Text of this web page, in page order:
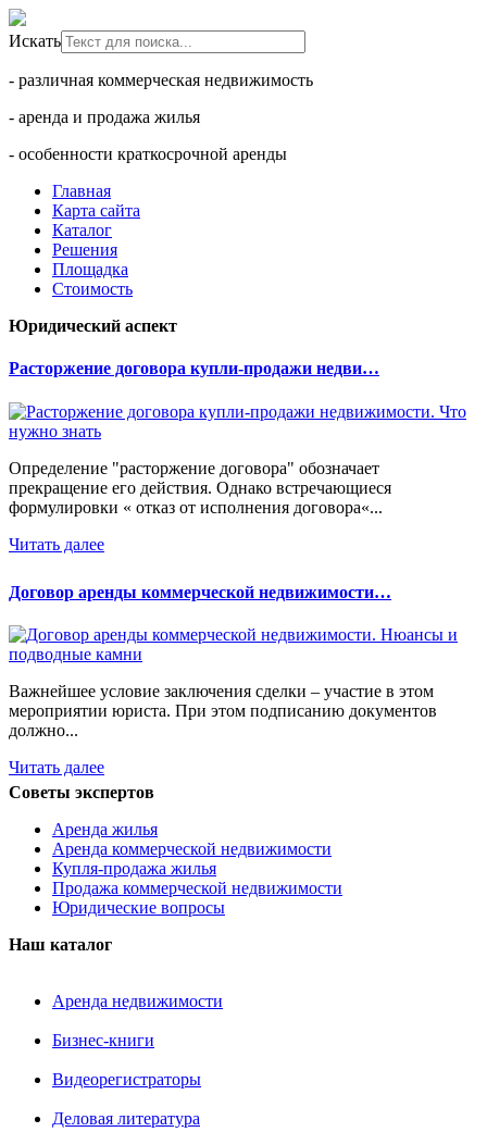
Искать
- различная коммерческая недвижимость
- аренда и продажа жилья
- особенности краткосрочной аренды
Главная
Карта сайта
Каталог
Решения
Площадка
Стоимость
Юридический аспект
Расторжение договора купли-продажи недви…
Определение "расторжение договора" обозначает
прекращение его действия. Однако встречающиеся
формулировки « отказ от исполнения договора«...
Читать далее
Договор аренды коммерческой недвижимости…
Важнейшее условие заключения сделки – участие в этом
мероприятии юриста. При этом подписанию документов
должно...
Читать далее
Советы экспертов
Аренда жилья
Аренда коммерческой недвижимости
Купля-продажа жилья
Продажа коммерческой недвижимости
Юридические вопросы
Наш каталог
Аренда недвижимости
Бизнес-книги
Видеорегистраторы
Деловая литература